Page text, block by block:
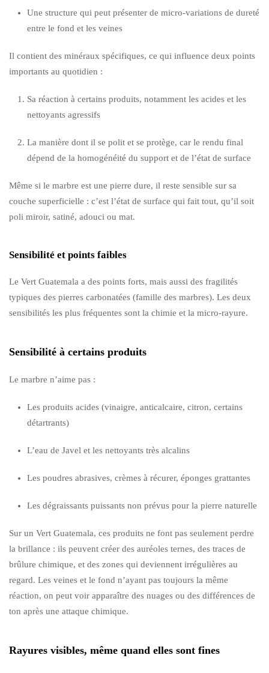
Une structure qui peut présenter de micro-variations de dureté
entre le fond et les veines
Il contient des minéraux spécifiques, ce qui influence deux points
importants au quotidien :
Sa réaction à certains produits, notamment les acides et les
nettoyants agressifs
La manière dont il se polit et se protège, car le rendu final
dépend de la homogénéité du support et de l’état de surface
Même si le marbre est une pierre dure, il reste sensible sur sa
couche superficielle : c’est l’état de surface qui fait tout, qu’il soit
poli miroir, satiné, adouci ou mat.
Sensibilité et points faibles
Le Vert Guatemala a des points forts, mais aussi des fragilités
typiques des pierres carbonatées (famille des marbres). Les deux
sensibilités les plus fréquentes sont la chimie et la micro-rayure.
Sensibilité à certains produits
Le marbre n’aime pas :
Les produits acides (vinaigre, anticalcaire, citron, certains
détartrants)
L’eau de Javel et les nettoyants très alcalins
Les poudres abrasives, crèmes à récurer, éponges grattantes
Les dégraissants puissants non prévus pour la pierre naturelle
Sur un Vert Guatemala, ces produits ne font pas seulement perdre
la brillance : ils peuvent créer des auréoles ternes, des traces de
brûlure chimique, et des zones qui deviennent irrégulières au
regard. Les veines et le fond n’ayant pas toujours la même
réaction, on peut voir apparaître des nuages ou des différences de
ton après une attaque chimique.
Rayures visibles, même quand elles sont fines